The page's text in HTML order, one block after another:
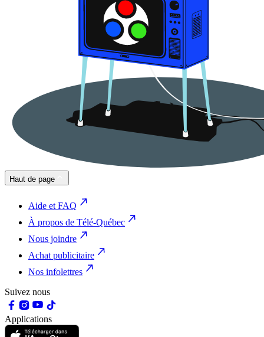
Haut de page
Aide et FAQ
À propos de Télé-Québec
Nous joindre
Achat publicitaire
Nos infolettres
Suivez nous
Applications